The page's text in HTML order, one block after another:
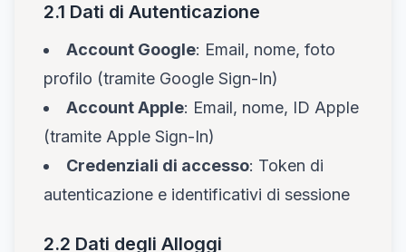
2.1 Dati di Autenticazione
Account Google: Email, nome, foto
profilo (tramite Google Sign-In)
Account Apple: Email, nome, ID Apple
(tramite Apple Sign-In)
Credenziali di accesso: Token di
autenticazione e identificativi di sessione
2.2 Dati degli Alloggi